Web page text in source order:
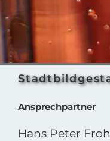
Ansprechpartner
Hans Peter